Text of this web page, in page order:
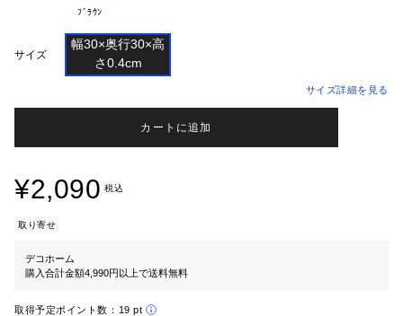
ﾌﾞﾗｳﾝ
サイズ
幅30×奥行30×高
サイズ詳細を見る
カートに追加
¥2,090 税込
取り寄せ
デコホーム
購入合計金額4,990円以上で送料無料
取得予定ポイント数： 19 pt